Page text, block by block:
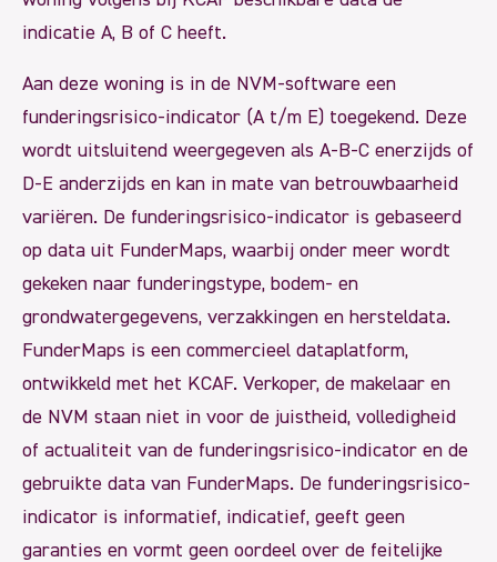
indicatie A, B of C heeft.
Aan deze woning is in de NVM-software een
funderingsrisico-indicator (A t/m E) toegekend. Deze
wordt uitsluitend weergegeven als A-B-C enerzijds of
D-E anderzijds en kan in mate van betrouwbaarheid
variëren. De funderingsrisico-indicator is gebaseerd
op data uit FunderMaps, waarbij onder meer wordt
gekeken naar funderingstype, bodem- en
grondwatergegevens, verzakkingen en hersteldata.
FunderMaps is een commercieel dataplatform,
ontwikkeld met het KCAF. Verkoper, de makelaar en
de NVM staan niet in voor de juistheid, volledigheid
of actualiteit van de funderingsrisico-indicator en de
gebruikte data van FunderMaps. De funderingsrisico-
indicator is informatief, indicatief, geeft geen
garanties en vormt geen oordeel over de feitelijke